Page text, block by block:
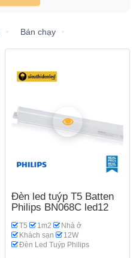
Bán chạy
Đèn led tuýp T5 Batten
Philips BN068C led12
T5 1m2
Nhà ở
Khách sạn
12W
Đèn Led Tuýp Philips